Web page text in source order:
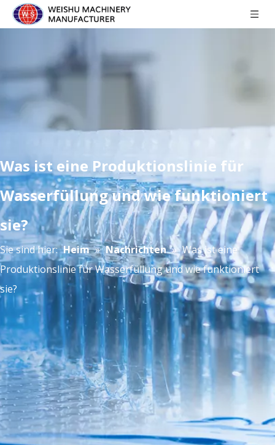
Was ist eine Produktionslinie für
Wasserfüllung und wie funktioniert
sie?
Sie sind hier: Heim » Nachrichten » Was ist eine
Produktionslinie für Wasserfüllung und wie funktioniert
sie?